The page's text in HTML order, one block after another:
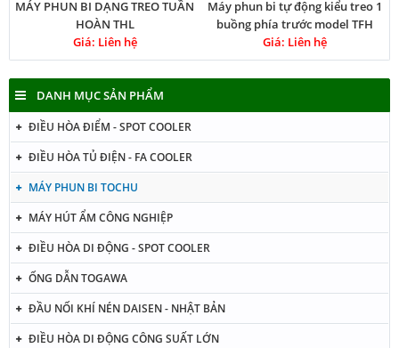
MÁY PHUN BI DẠNG TREO TUẦN
HOÀN THL
Giá: Liên hệ
Máy phun bi tự động kiểu treo 1
buồng phía trước model TFH
Giá: Liên hệ
DANH MỤC SẢN PHẨM
ĐIỀU HÒA ĐIỂM - SPOT COOLER
ĐIỀU HÒA TỦ ĐIỆN - FA COOLER
MÁY PHUN BI TOCHU
MÁY HÚT ẨM CÔNG NGHIỆP
ĐIỀU HÒA DI ĐỘNG - SPOT COOLER
ỐNG DẪN TOGAWA
ĐẦU NỐI KHÍ NÉN DAISEN - NHẬT BẢN
ĐIỀU HÒA DI ĐỘNG CÔNG SUẤT LỚN